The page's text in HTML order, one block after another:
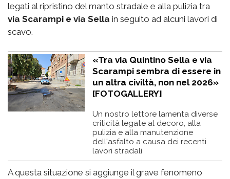
legati al ripristino del manto stradale e alla pulizia tra
via Scarampi e via Sella in seguito ad alcuni lavori di
scavo.
«Tra via Quintino Sella e via
Scarampi sembra di essere in
un altra civiltà, non nel 2026»
[FOTOGALLERY]
Un nostro lettore lamenta diverse
criticità legate al decoro, alla
pulizia e alla manutenzione
dell'asfalto a causa dei recenti
lavori stradali
A questa situazione si aggiunge il grave fenomeno